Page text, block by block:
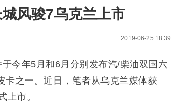
风骏7乌克兰上市
2019-06-25 18:39
今年5月和6月分别发布汽/柴油双国六
卡之一。近日，笔者从乌克兰媒体获
上市。